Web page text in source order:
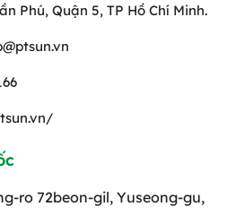
Phú, Quận 5, TP Hồ Chí Minh.
ro 72beon-gil, Yuseong-gu,